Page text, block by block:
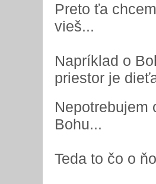
Preto ťa
vieš...
Napríklad o
priestor je
Nepotrebujem
Bohu...
Teda to čo o